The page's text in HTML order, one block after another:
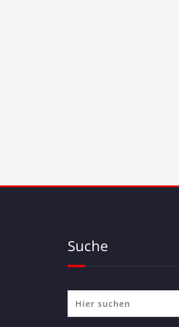
Suche